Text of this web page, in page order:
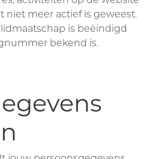
niet meer actief is geweest.
is beëindigd
bekend is.